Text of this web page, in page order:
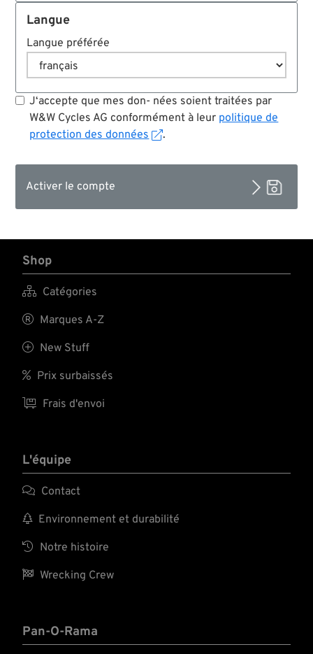
Langue
Langue préférée
J‘accepte que mes don- nées soient traitées par
W&W Cycles AG conformément à leur politique de
protection des données
.
Shop
 Catégories
 Marques A-Z
 New Stuff
 Prix surbaissés
 Frais d'envoi
L'équipe
 Contact
 Environnement et durabilité
 Notre histoire
 Wrecking Crew
Pan-O-Rama